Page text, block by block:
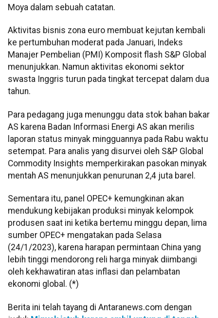
Moya dalam sebuah catatan.
Aktivitas bisnis zona euro membuat kejutan kembali
ke pertumbuhan moderat pada Januari, Indeks
Manajer Pembelian (PMI) Komposit flash S&P Global
menunjukkan. Namun aktivitas ekonomi sektor
swasta Inggris turun pada tingkat tercepat dalam dua
tahun.
Para pedagang juga menunggu data stok bahan bakar
AS karena Badan Informasi Energi AS akan merilis
laporan status minyak mingguannya pada Rabu waktu
setempat. Para analis yang disurvei oleh S&P Global
Commodity Insights memperkirakan pasokan minyak
mentah AS menunjukkan penurunan 2,4 juta barel.
Sementara itu, panel OPEC+ kemungkinan akan
mendukung kebijakan produksi minyak kelompok
produsen saat ini ketika bertemu minggu depan, lima
sumber OPEC+ mengatakan pada Selasa
(24/1/2023), karena harapan permintaan China yang
lebih tinggi mendorong reli harga minyak diimbangi
oleh kekhawatiran atas inflasi dan pelambatan
ekonomi global. (*)
Berita ini telah tayang di Antaranews.com dengan